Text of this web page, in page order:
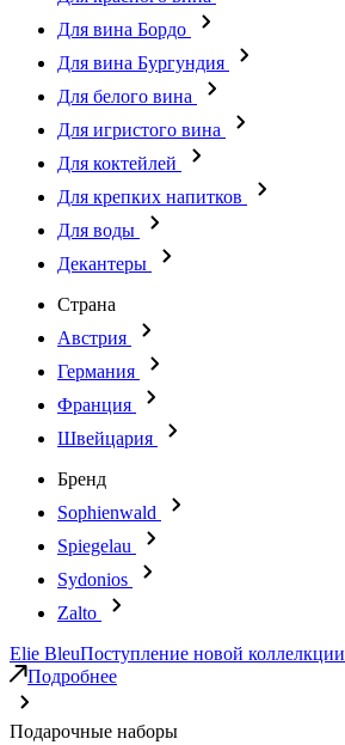
Для вина Бордо
Для вина Бургундия
Для белого вина
Для игристого вина
Для коктейлей
Для крепких напитков
Для воды
Декантеры
Страна
Австрия
Германия
Франция
Швейцария
Бренд
Sophienwald
Spiegelau
Sydonios
Zalto
Elie BleuПоступление новой коллелкции
Подробнее
Подарочные наборы